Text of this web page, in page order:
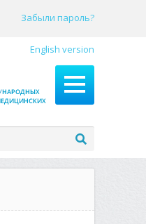
Забыли пароль?
English version